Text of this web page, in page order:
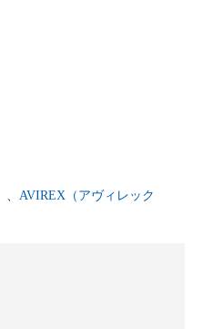
、 AVIREX（アヴィレック